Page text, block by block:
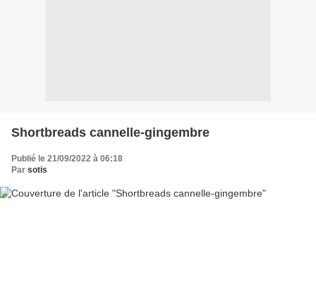
Shortbreads cannelle-gingembre
Publié le 21/09/2022 à 06:18
Par sotis